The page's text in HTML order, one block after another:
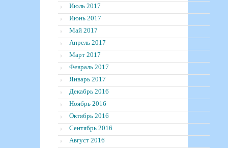
Июль 2017
Июнь 2017
Май 2017
Апрель 2017
Март 2017
Февраль 2017
Январь 2017
Декабрь 2016
Ноябрь 2016
Октябрь 2016
Сентябрь 2016
Август 2016